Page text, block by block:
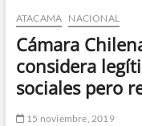
han
suspendido
celebraciones
de
Navidad
y
Nuevo
ATACAMA NACIONAL
Cámara
considera
sociales pero
15 noviembre, 2019